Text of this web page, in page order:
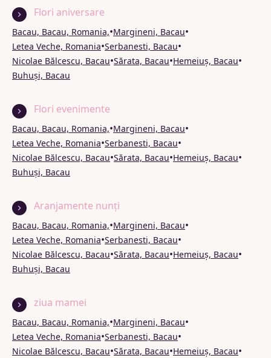
Flori aniversare
Bacau, Bacau, Romania,•Margineni, Bacau•
Letea Veche, Romania•Serbanesti, Bacau•
Nicolae Bălcescu, Bacau•Sărata, Bacau•Hemeiuș, Bacau•
Buhuși, Bacau
Flori evenimente
Bacau, Bacau, Romania,•Margineni, Bacau•
Letea Veche, Romania•Serbanesti, Bacau•
Nicolae Bălcescu, Bacau•Sărata, Bacau•Hemeiuș, Bacau•
Buhuși, Bacau
Aranjamente nunți
Bacau, Bacau, Romania,•Margineni, Bacau•
Letea Veche, Romania•Serbanesti, Bacau•
Nicolae Bălcescu, Bacau•Sărata, Bacau•Hemeiuș, Bacau•
Buhuși, Bacau
ziua mamei
Bacau, Bacau, Romania,•Margineni, Bacau•
Letea Veche, Romania•Serbanesti, Bacau•
Nicolae Bălcescu, Bacau•Sărata, Bacau•Hemeiuș, Bacau•